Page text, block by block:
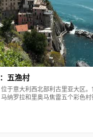
五渔村
于意大利西北部利古里亚大区。
纳罗拉和里奥马焦雷五个彩色村
年被列为世界文化遗产。